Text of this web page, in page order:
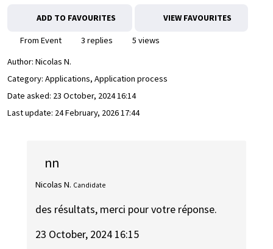
ADD TO FAVOURITES VIEW FAVOURITES
From Event 3 replies
5 views
Author: Nicolas N.
Category: Applications, Application process
Date asked: 23 October, 2024 16:14
Last update: 24 February, 2026 17:44
nn
Nicolas N. Candidate
des résultats, merci pour votre réponse.
23 October, 2024 16:15